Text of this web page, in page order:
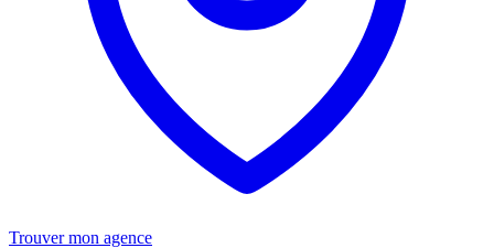
Trouver mon agence